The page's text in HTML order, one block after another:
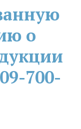
о
700-